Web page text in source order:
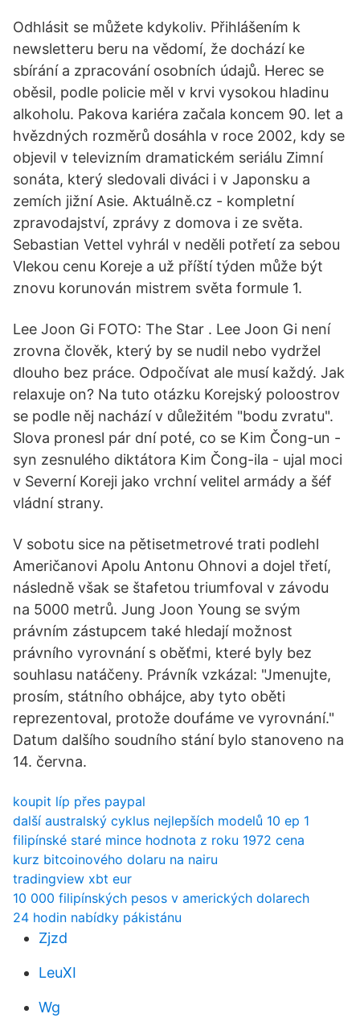
Odhlásit se můžete kdykoliv. Přihlášením k
newsletteru beru na vědomí, že dochází ke
sbírání a zpracování osobních údajů. Herec se
oběsil, podle policie měl v krvi vysokou hladinu
alkoholu. Pakova kariéra začala koncem 90. let a
hvězdných rozměrů dosáhla v roce 2002, kdy se
objevil v televizním dramatickém seriálu Zimní
sonáta, který sledovali diváci i v Japonsku a
zemích jižní Asie. Aktuálně.cz - kompletní
zpravodajství, zprávy z domova i ze světa.
Sebastian Vettel vyhrál v neděli potřetí za sebou
Vlekou cenu Koreje a už příští týden může být
znovu korunován mistrem světa formule 1.
Lee Joon Gi FOTO: The Star . Lee Joon Gi není
zrovna člověk, který by se nudil nebo vydržel
dlouho bez práce. Odpočívat ale musí každý. Jak
relaxuje on? Na tuto otázku Korejský poloostrov
se podle něj nachází v důležitém "bodu zvratu".
Slova pronesl pár dní poté, co se Kim Čong-un -
syn zesnulého diktátora Kim Čong-ila - ujal moci
v Severní Koreji jako vrchní velitel armády a šéf
vládní strany.
V sobotu sice na pětisetmetrové trati podlehl
Američanovi Apolu Antonu Ohnovi a dojel třetí,
následně však se štafetou triumfoval v závodu
na 5000 metrů. Jung Joon Young se svým
právním zástupcem také hledají možnost
právního vyrovnání s oběťmi, které byly bez
souhlasu natáčeny. Právník vzkázal: "Jmenujte,
prosím, státního obhájce, aby tyto oběti
reprezentoval, protože doufáme ve vyrovnání."
Datum dalšího soudního stání bylo stanoveno na
14. června.
koupit líp přes paypal
další australský cyklus nejlepších modelů 10 ep 1
filipínské staré mince hodnota z roku 1972 cena
kurz bitcoinového dolaru na nairu
tradingview xbt eur
10 000 filipínských pesos v amerických dolarech
24 hodin nabídky pákistánu
Zjzd
LeuXI
Wg